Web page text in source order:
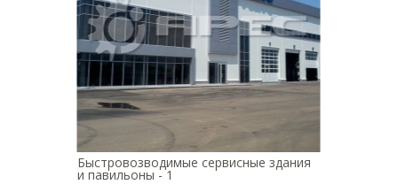
Быстровозводимые сервисные здания
и павильоны - 1